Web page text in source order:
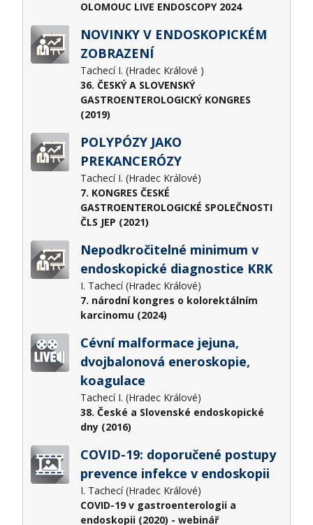
OLOMOUC LIVE ENDOSCOPY 2024
NOVINKY V ENDOSKOPICKÉM
ZOBRAZENÍ
Tachecí I. (Hradec Králové )
36. ČESKÝ A SLOVENSKÝ
GASTROENTEROLOGICKÝ KONGRES
(2019)
POLYPÓZY JAKO
PREKANCERÓZY
Tachecí I. (Hradec Králové)
7. KONGRES ČESKÉ
GASTROENTEROLOGICKÉ SPOLEČNOSTI
ČLS JEP (2021)
Nepodkročitelné minimum v
endoskopické diagnostice KRK
I. Tachecí (Hradec Králové)
7. národní kongres o kolorektálním
karcinomu (2024)
Cévní malformace jejuna,
dvojbalonová eneroskopie,
koagulace
Tachecí I. (Hradec Králové)
38. České a Slovenské endoskopické
dny (2016)
COVID-19: doporučené postupy
prevence infekce v endoskopii
I. Tachecí (Hradec Králové)
COVID-19 v gastroenterologii a
endoskopii (2020) - webinář